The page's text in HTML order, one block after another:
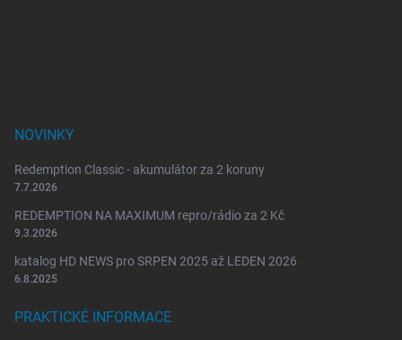
NOVINKY
Redemption Classic - akumulátor za 2 koruny
7.7.2026
REDEMPTION NA MAXIMUM repro/rádio za 2 Kč
9.3.2026
katalog HD NEWS pro SRPEN 2025 až LEDEN 2026
6.8.2025
PRAKTICKÉ INFORMACE